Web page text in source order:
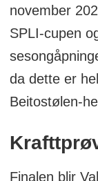
november
SPLI-cupen
da dette er
Beitostølen-
Finalen blir